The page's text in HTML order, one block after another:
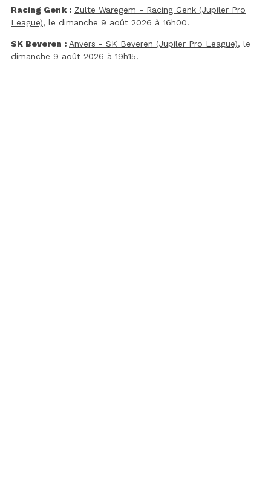
Racing Genk : Zulte Waregem - Racing Genk (Jupiler Pro
League), le dimanche 9 août 2026 à 16h00.
SK Beveren : Anvers - SK Beveren (Jupiler Pro League), le
dimanche 9 août 2026 à 19h15.